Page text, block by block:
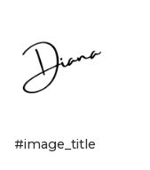
#image_title